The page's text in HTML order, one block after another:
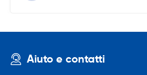
Aiuto e contatti